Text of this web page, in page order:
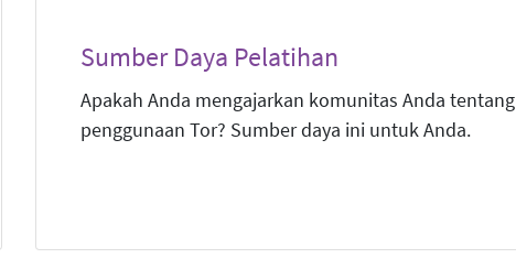
Sumber Daya Pelatihan
Apakah Anda mengajarkan komunitas Anda tentang
penggunaan Tor? Sumber daya ini untuk Anda.